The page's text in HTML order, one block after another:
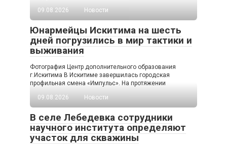
09.08.2026
Новости
Юнармейцы Искитима на шесть
дней погрузились в мир тактики и
выживания
Фотография Центр дополнительного образования
г.Искитима В Искитиме завершилась городская
профильная смена «Импульс». На протяжении
09.08.2026
Новости
В селе Лебедевка сотрудники
научного института определяют
участок для скважины